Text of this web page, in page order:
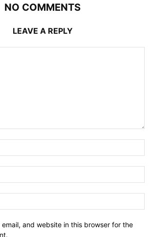
NO COMMENTS
LEAVE A REPLY
email, and website in this browser for the